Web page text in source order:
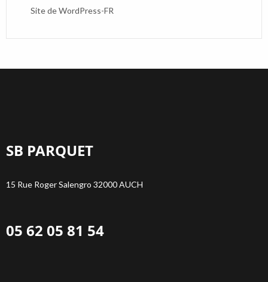
Site de WordPress-FR
SB PARQUET
15 Rue Roger Salengro 32000 AUCH
05 62 05 81 54